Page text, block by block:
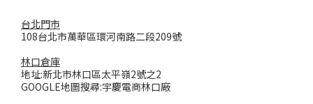
台北門市
108台北市萬華區環河南路二段209號
林口倉庫
地址:新北市林口區太平嶺2號之2
GOOGLE地圖搜尋:宇慶電商林口廠